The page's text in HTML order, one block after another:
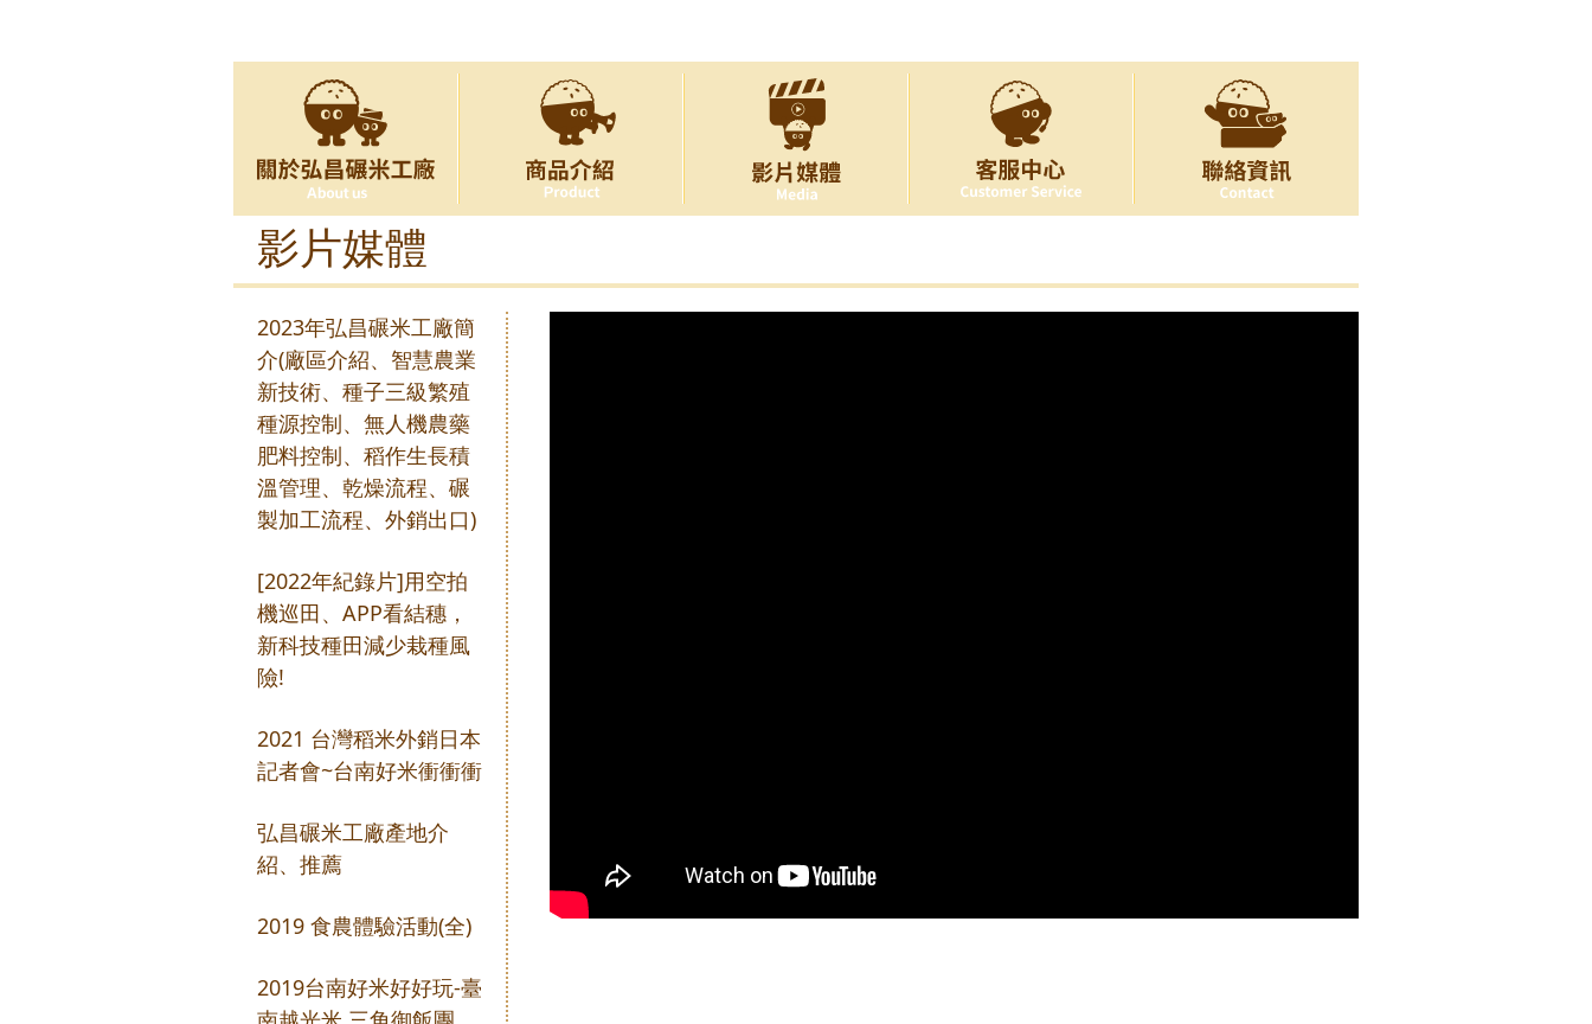
影片媒體
2023年弘昌碾米工廠簡
介(廠區介紹、智慧農業
新技術、種子三級繁殖
種源控制、無人機農藥
肥料控制、稻作生長積
溫管理、乾燥流程、碾
製加工流程、外銷出口)
[2022年紀錄片]用空拍
機巡田、APP看結穗，
新科技種田減少栽種風
險!
2021 台灣稻米外銷日本
記者會~台南好米衝衝衝
弘昌碾米工廠產地介
紹、推薦
2019 食農體驗活動(全)
2019台南好米好好玩-臺